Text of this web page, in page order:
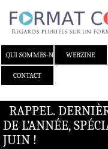
QUI SOMMES-NOUS ?WEBZINE
CONTACT
RAPPEL.
DE L’ANNÉE,
JUIN !